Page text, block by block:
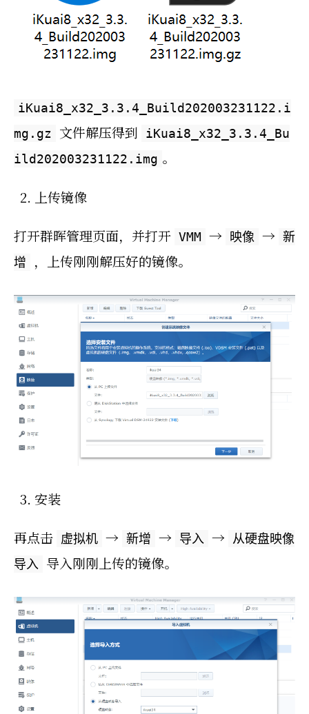
iKuai8_x32_3.3.4_Build202003231122.i
mg.gz
文件解压得到
iKuai8_x32_3.3.4_Bu
ild202003231122.img 。
上传镜像
打开群晖管理页面，并打开 VMM → 映像 → 新
增
，上传刚刚解压好的镜像。
安装
再点击 虚拟机 → 新增 → 导入 →
从硬盘映像
导入 导入刚刚上传的镜像。